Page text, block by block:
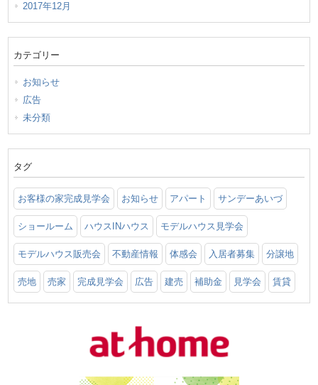
2017年12月
カテゴリー
お知らせ
広告
未分類
タグ
お客様の家完成見学会 お知らせ アパート サンデーあいづ
ショールーム ハウスINハウス モデルハウス見学会
モデルハウス販売会 不動産情報 体感会 入居者募集 分譲地
売地 売家 完成見学会 広告 建売 補助金 見学会 賃貸